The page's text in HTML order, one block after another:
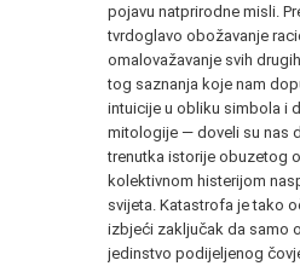
pojavu natprirodne misli.
tvrdoglavo obožava­nje
omalovažavanje svih
tog saznanja koje nam
intuicije u obliku simbola i
mitologije — doveli su nas
trenutka istorije obuzetog
kolektivnom histerijom
svijeta. Katastrofa je tako
izbjeći zaključak da samo
jedinstvo podijeljenog